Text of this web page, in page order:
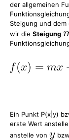
der allgemeinen
Steigung und
wir die Steigung
Ein Punkt P(x|y)
erste Wert
anstelle von